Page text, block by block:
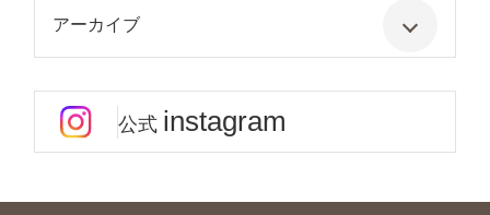
アーカイブ
公式 instagram